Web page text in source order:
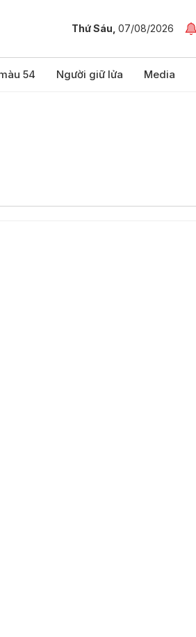
Thứ Sáu, 07/08/2026
54 Người giữ lửa Media